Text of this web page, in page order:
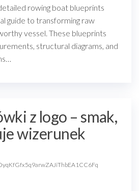
rowing boat blueprints
guide to transforming raw
vessel. These blueprints
structural diagrams, and
z logo – smak,
wizerunek